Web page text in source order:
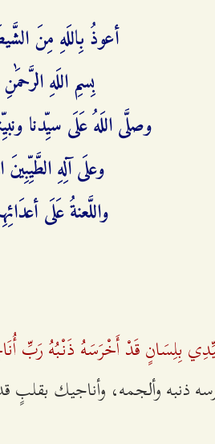
أعوذُ بِاللَهِ مِنَ
بِسمِ اللَهِ
وصلَّى اللَهُ عَلَى سيِّدنا
وعلَى آلِهِ
واللَّعنةُ عَلَى
بِلِسَانٍ قَدْ أَخْرَسَهُ ذَنْبُهُ رَبِّ
ذنبه وألجمه، وأناجيك بقلبٍ